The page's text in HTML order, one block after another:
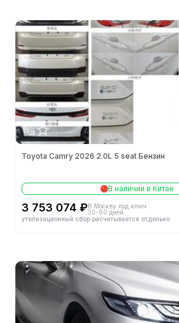
Кол-во мест (шт.)
Колея задних колес (мм)
Колея передних колес (мм)
Снаряжённая масса (кг)
Ширина (мм)
Высота (мм)
Полная масса (кг)
Объем бака (л)
Минимальный радиус поворота
Toyota Camry 2026 2.0L 5 seat Бензин
В наличии в Китае
3 753 074 ₽В Москву под ключ
30-60 дней
утилизационный сбор расчитывается отдельно